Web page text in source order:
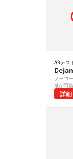
ABテス
ノーコ
成が可
ン。詳細